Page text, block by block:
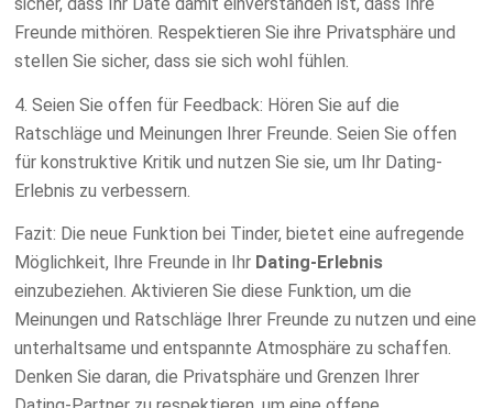
Freunde mithören. Respektieren Sie ihre Privatsphäre und
stellen Sie sicher, dass sie sich wohl fühlen.
4. Seien Sie offen für Feedback: Hören Sie auf die
Ratschläge und Meinungen Ihrer Freunde. Seien Sie offen
für konstruktive Kritik und nutzen Sie sie, um Ihr Dating-
Erlebnis zu verbessern.
Fazit: Die neue Funktion bei Tinder, bietet eine aufregende
Möglichkeit, Ihre Freunde in Ihr Dating-Erlebnis
einzubeziehen. Aktivieren Sie diese Funktion, um die
Meinungen und Ratschläge Ihrer Freunde zu nutzen und eine
unterhaltsame und entspannte Atmosphäre zu schaffen.
Denken Sie daran, die Privatsphäre und Grenzen Ihrer